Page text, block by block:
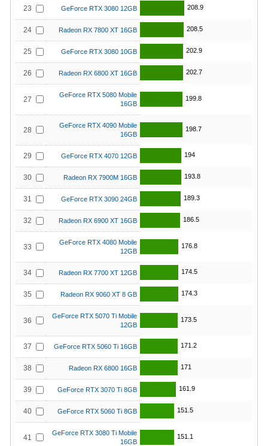
23 GeForce RTX 3080 12GB 208.9
24 Radeon RX 7800 XT 16GB 208.5
25 GeForce RTX 3080 10GB 202.9
26 Radeon RX 6800 XT 16GB 202.7
27
GeForce RTX 5080 Mobile
16GB
199.8
28
GeForce RTX 4090 Mobile
16GB
198.7
29 GeForce RTX 4070 12GB 194
30 Radeon RX 7900M 16GB 193.8
31 GeForce RTX 3090 24GB 189.3
32 Radeon RX 6900 XT 16GB 186.5
33
GeForce RTX 4080 Mobile
12GB
176.8
34 Radeon RX 7700 XT 12GB 174.5
35 Radeon RX 9060 XT 8 GB 174.3
36
GeForce RTX 5070 Ti Mobile
12GB
173.5
37 GeForce RTX 5060 Ti 16GB 171.2
38 Radeon RX 6800 16GB 171
39 GeForce RTX 3070 Ti 8GB 161.9
40 GeForce RTX 5060 Ti 8GB 151.5
41
GeForce RTX 3080 Ti Mobile
16GB
151.1